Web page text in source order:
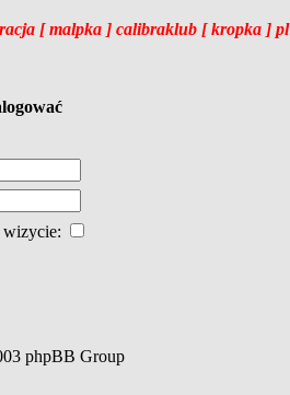
[ malpka ] calibraklub [ kropka ] pl
wizycie:
phpBB Group